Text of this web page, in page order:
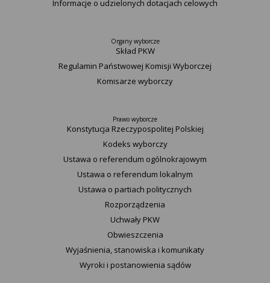
Informacje o udzielonych dotacjach celowych
Organy wyborcze
Skład PKW
Regulamin Państwowej Komisji Wyborczej
Komisarze wyborczy
Prawo wyborcze
Konstytucja Rzeczypospolitej Polskiej​
Kodeks wyborczy
Ustawa o referendum ogólnokrajowym
Ustawa o referendum lokalnym
Ustawa o partiach politycznych
Rozporządzenia
Uchwały PKW
Obwieszczenia
Wyjaśnienia, stanowiska i komunikaty
Wyroki i postanowienia sądów